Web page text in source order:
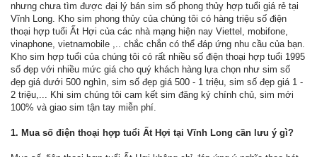
nhưng chưa tìm được đại lý bán sim số phong thủy hợp tuổi giá rẻ tại
Vĩnh Long. Kho sim phong thủy của chúng tôi có hàng triệu số điện
thoại hợp tuổi Ất Hợi của các nhà mạng hiện nay Viettel, mobifone,
vinaphone, vietnamobile ,.. chắc chắn có thể đáp ứng nhu cầu của bạn.
Kho sim hợp tuổi của chúng tôi có rất nhiều số điện thoại hợp tuổi 1995
số đẹp với nhiều mức giá cho quý khách hàng lựa chọn như sim số
đẹp giá dưới 500 nghìn, sim số đẹp giá 500 - 1 triệu, sim số đẹp giá 1 -
2 triệu,... Khi sim chúng tôi cam kết sim đăng ký chính chủ, sim mới
100% và giao sim tận tay miễn phí.
1. Mua số điện thoại hợp tuổi Ất Hợi tại Vĩnh Long cần lưu ý gì?